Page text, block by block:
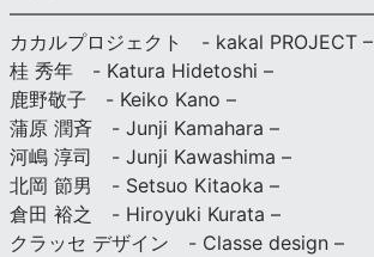
カカルプロジェクト - kakal PROJECT –
桂 秀年 - Katura Hidetoshi –
鹿野敬子 - Keiko Kano –
蒲原 潤斉 - Junji Kamahara –
河嶋 淳司 - Junji Kawashima –
北岡 節男 - Setsuo Kitaoka –
倉田 裕之 - Hiroyuki Kurata –
クラッセ デザイン - Classe design –